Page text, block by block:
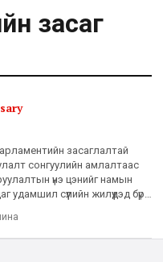
засаг
засаглалтай
сонгуулийн амлалтаас
үнэ цэнийг намын
сүүлийн жилүүдэд бүр